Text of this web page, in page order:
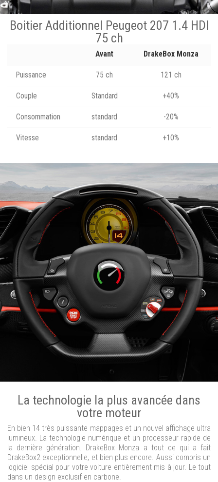
Boitier Additionnel Peugeot 207 1.4 HDI
75 ch
Avant DrakeBox Monza
Puissance 75 ch 121 ch
Couple Standard +40%
Consommation standard -20%
Vitesse standard +10%
La technologie la plus avancée dans
votre moteur
En bien 14 très puissante mappages et un nouvel affichage ultra
lumineux. La technologie numérique et un processeur rapide de
la dernière génération. DrakeBox Monza a tout ce qui a fait
DrakeBox2 exceptionnelle, et bien plus encore. Aussi compris un
logiciel spécial pour votre voiture entièrement mis à jour. Le tout
dans un design exclusif en carbone.